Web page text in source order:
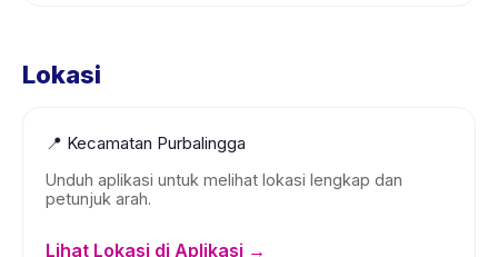
Lokasi
📍 Kecamatan Purbalingga
Unduh aplikasi untuk melihat lokasi lengkap dan
petunjuk arah.
Lihat Lokasi di Aplikasi →